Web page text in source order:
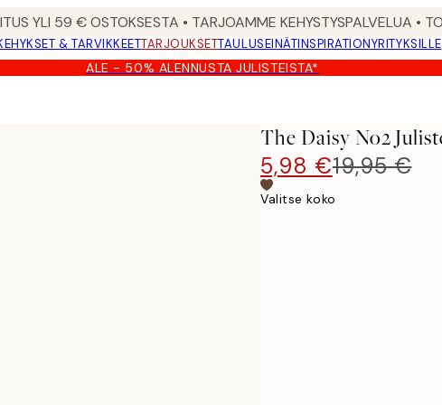
YLI 59 € OSTOKSESTA • TARJOAMME KEHYSTYSPALVELUA •
& TARVIKKEETTARJOUKSETTAULUSEINÄTINSPIRATIONYRITYKSILLE
ALE - 50% ALENNUSTA JULISTEISTA*
The Daisy No2
5,98 €19,95 €
Valitse koko